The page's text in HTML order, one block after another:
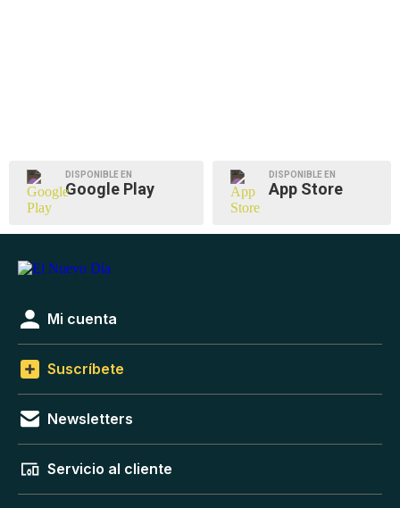
DISPONIBLE EN
Google Play
DISPONIBLE EN
App Store
Mi cuenta
Suscríbete
Newsletters
Servicio al cliente